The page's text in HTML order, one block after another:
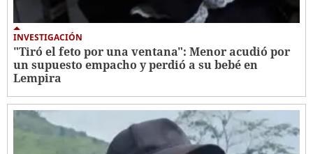
INVESTIGACIÓN
"Tiró el feto por una ventana": Menor acudió por
un supuesto empacho y perdió a su bebé en
Lempira